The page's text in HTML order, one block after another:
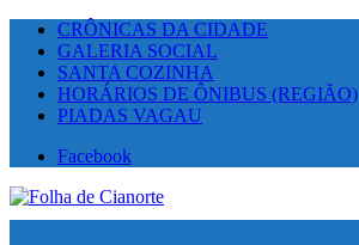
CRÔNICAS DA CIDADE
GALERIA SOCIAL
SANTA COZINHA
HORÁRIOS DE ÔNIBUS (REGIÃO)
PIADAS VAGAU
Facebook